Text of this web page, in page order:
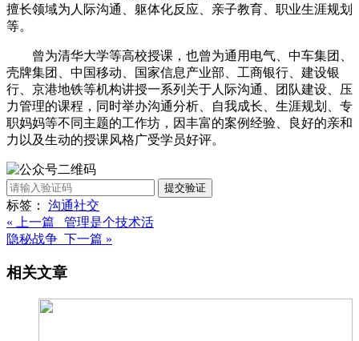
擅长领域为人际沟通、躯体化反应、亲子教育、职业生涯规划
等。
曾为清华大学等高校授课，也曾为通用电气、中车集团、
壳牌集团、中国移动、国家信息产业部、工商银行、建设银
行、京港地铁等机构讲授一系列关于人际沟通、团队建设、压
力管理的课程，同时举办沟通分析、自我成长、生涯规划、专
职妈妈等不同主题的工作坊，因丰富的案例经验、良好的亲和
力以及生动的授课风格广受学员好评。
提交验证
标签： 沟通社交
« 上一篇 管理是个技术活
隐秘战争 下一篇 »
相关文章